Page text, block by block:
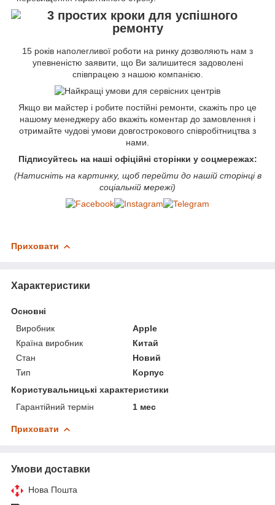
15 років наполегливої роботи на ринку дозволяють нам з
упевненістю заявити, що Ви залишитеся задоволені
співпрацею з нашою компанією.
Якщо ви майстер і робите постійні ремонти, скажіть про це
нашому менеджеру або вкажіть коментар до замовлення і
отримайте чудові умови довгострокового співробітництва з
нами.
Підписуйтесь на наші офіційні сторінки у соцмережах:
(Натисніть на картинку, щоб перейти до нашій сторінці в
соціальній мережі)
Приховати
Характеристики
Основні
Виробник
Apple
Країна виробник
Китай
Стан
Новий
Тип
Корпус
Користувальницькі характеристики
Гарантійний термін
1 мес
Приховати
Умови доставки
Нова Пошта